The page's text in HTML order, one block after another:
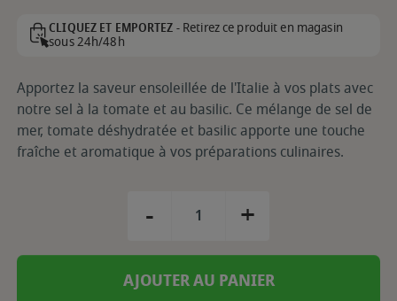
CLIQUEZ ET EMPORTEZ -Retirez ce produit en magasin
sous 24h/48h
Apportez la saveur ensoleillée de l'Italie à vos plats avec
notre sel à la tomate et au basilic. Ce mélange de sel de
mer, tomate déshydratée et basilic apporte une touche
fraîche et aromatique à vos préparations culinaires.
- +
AJOUTER AU PANIER